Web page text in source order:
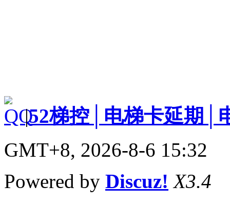
|52梯控│电梯卡延期│
GMT+8, 2026-8-6 15:32
Powered by Discuz! X3.4